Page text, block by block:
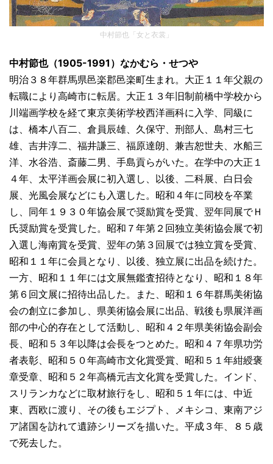
中村節也「女と衣裳」
中村節也（1905-1991）なかむら・せつや
明治３８年群馬県邑楽郡邑楽町生まれ。大正１１年父親の
転職により高崎市に転居。大正１３年旧制前橋中学校から
川端画学校を経て東京美術学校西洋画科に入学、同級に
は、橋本八百二、倉員辰雄、久保守、刑部人、島村三七
雄、吉井淳二、福井謙三、福原達朗、兼吉恕世夫、水船三
洋、水谷浩、斎藤二男、手島貢らがいた。在学中の大正１
４年、太平洋画会展に初入選し、以後、二科展、白日会
展、光風会展などにも入選した。昭和４年に同校を卒業
し、同年１９３０年協会展で奨励賞を受賞、翌年同展でＨ
氏奨励賞を受賞した。昭和７年第２回独立美術協会展で初
入選し海南賞を受賞、翌年の第３回展では独立賞を受賞、
昭和１１年に会員となり、以後、独立展に出品を続けた。
一方、昭和１１年には文展無鑑査招待となり、昭和１８年
第６回文展に招待出品した。また、昭和１６年群馬美術協
会の創立に参加し、県美術協会展に出品、戦後も県展洋画
部の中心的存在として活動し、昭和４２年県美術協会副会
長、昭和５３年以降は会長をつとめた。昭和４７年県功労
者表彰、昭和５０年高崎市文化賞受賞、昭和５１年紺綬褒
章受章、昭和５２年高橋元吉文化賞を受賞した。インド、
スリランカなどに取材旅行をし、昭和５１年には、中近
東、西欧に渡り、その後もエジプト、メキシコ、東南アジ
ア諸国を訪れて遺跡シリーズを描いた。平成３年、８５歳
で死去した。